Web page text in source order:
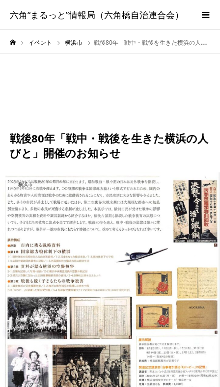
六角“まるっと”情報局（六角橋自治連合会）
イベント 横浜市 戦後80年「戦中・戦後を生きた横浜の人びと」開催のお知らせ
戦後80年「戦中・戦後を生きた横浜の人
びと」開催のお知らせ
横浜市